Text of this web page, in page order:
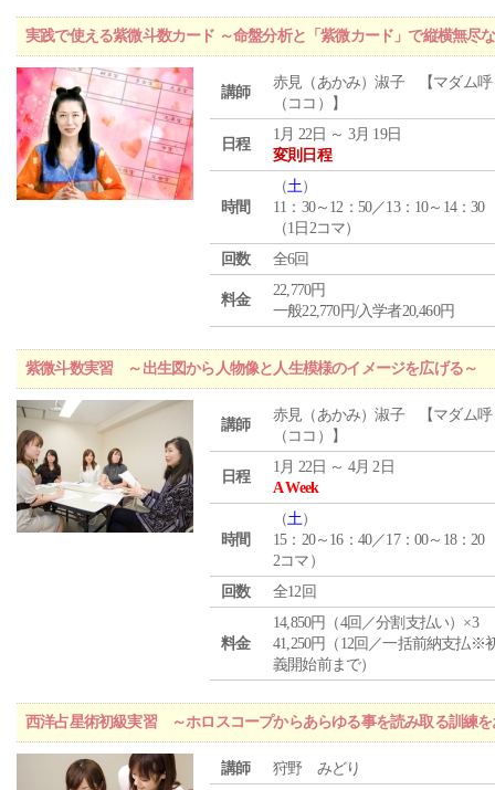
実践で使える紫微斗数カード ～命盤分析と「紫微カード」で縦横無尽
講師
赤見（あかみ）淑子 【マダム呼
（ココ）】
日程
1月 22日 ～ 3月 19日
変則日程
時間
（土）
11：30～12：50／13：10～14：30
（1日2コマ）
回数
全6回
料金
22,770円
一般22,770円/入学者20,460円
紫微斗数実習 ～出生図から人物像と人生模様のイメージを広げる～
講師
赤見（あかみ）淑子 【マダム呼
（ココ）】
日程
1月 22日 ～ 4月 2日
A Week
時間
（土）
15：20～16：40／17：00～18：20
2コマ）
回数
全12回
料金
14,850円（4回／分割支払い）×3
41,250円（12回／一括前納支払※
義開始前まで）
西洋占星術初級実習 ～ホロスコープからあらゆる事を読み取る訓練を
講師 狩野 みどり